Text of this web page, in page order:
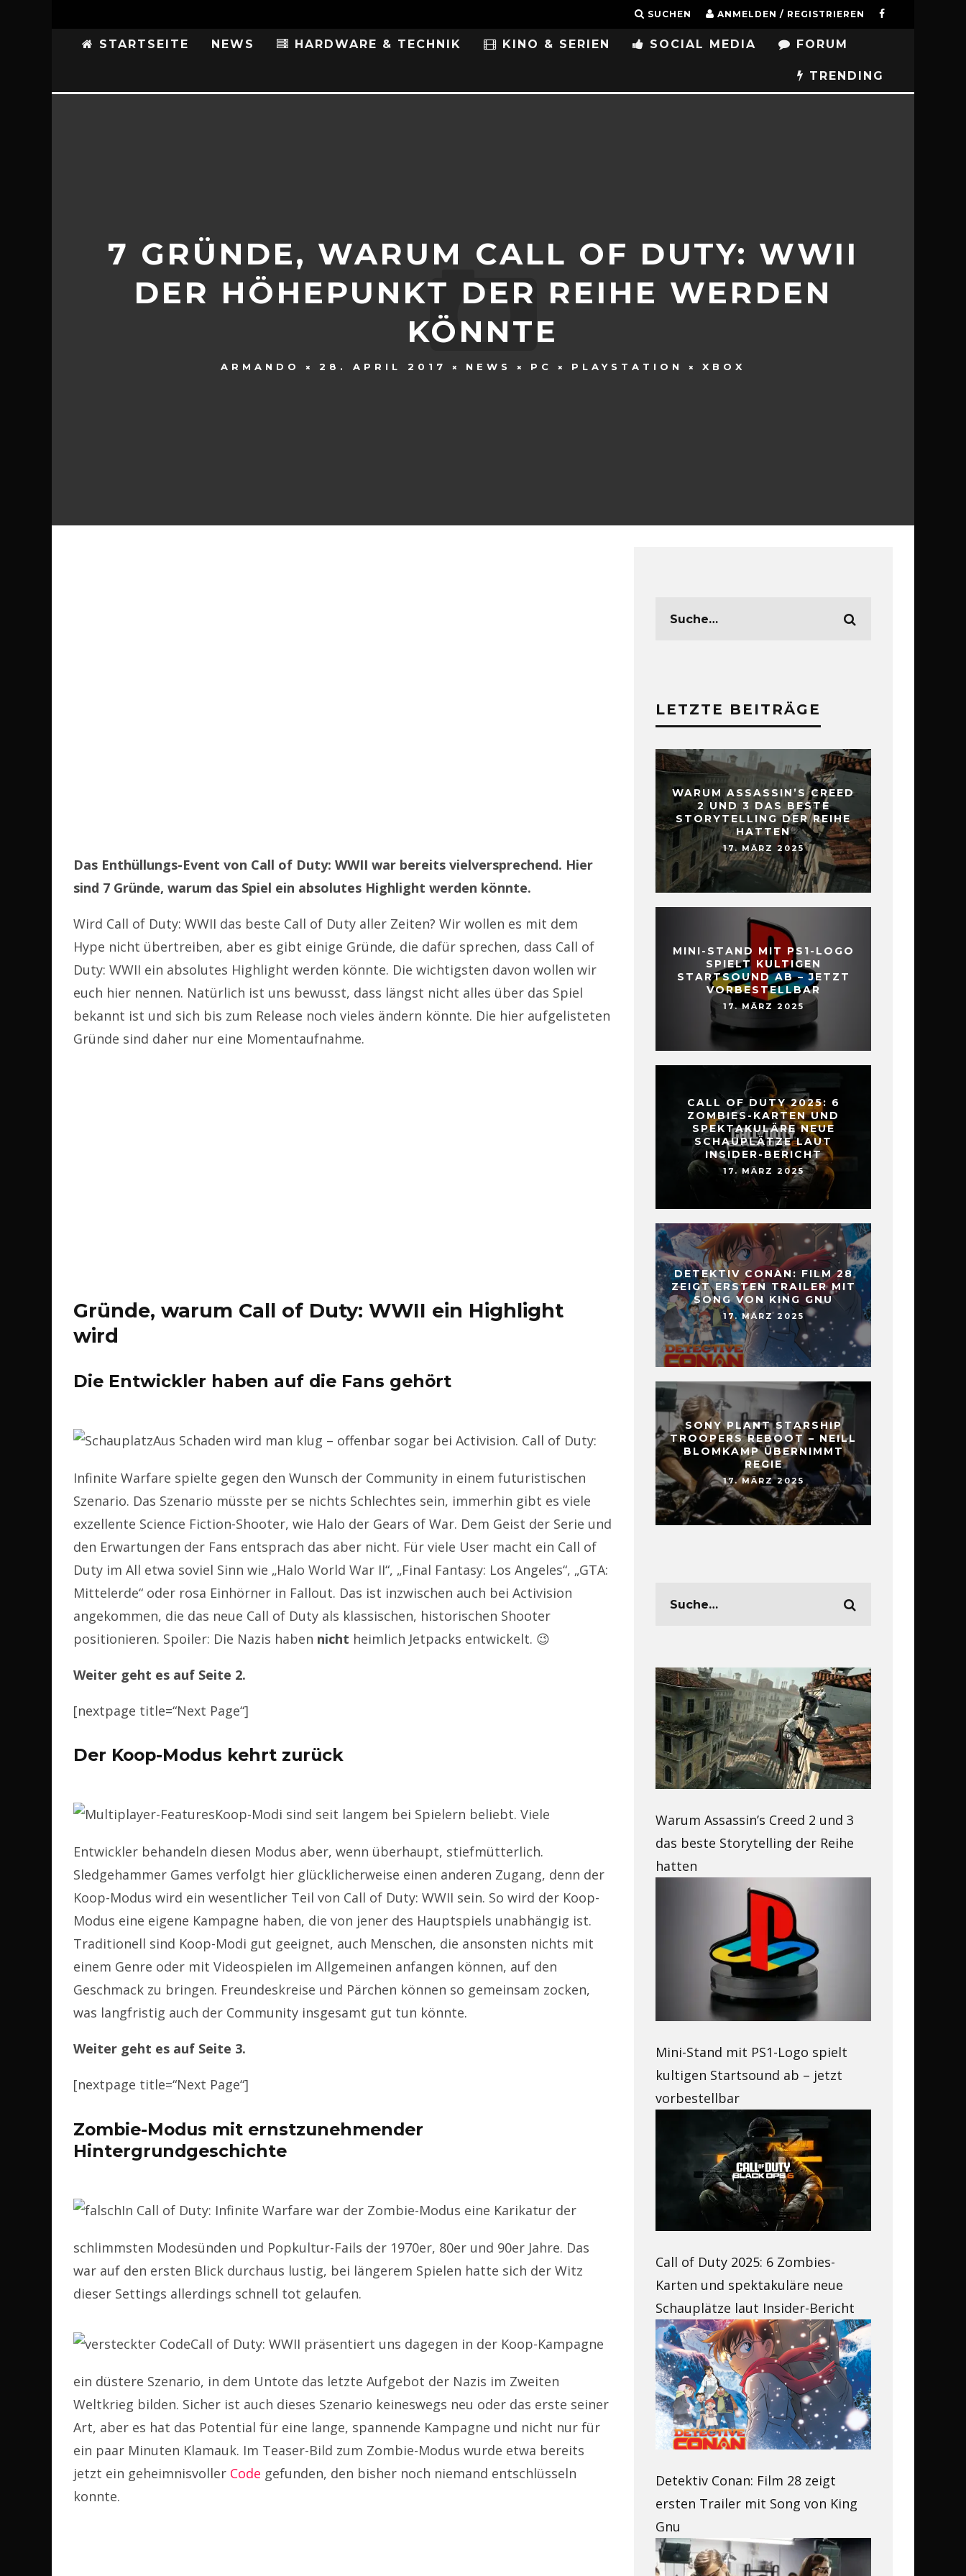
SUCHEN ANMELDEN / REGISTRIEREN
STARTSEITE NEWS HARDWARE & TECHNIK KINO & SERIEN SOCIAL MEDIA FORUM
TRENDING
7 GRÜNDE, WARUM CALL OF DUTY: WWII
DER HÖHEPUNKT DER REIHE WERDEN
KÖNNTE
ARMANDO 28. APRIL 2017 NEWS PC PLAYSTATION XBOX
Das Enthüllungs-Event von Call of Duty: WWII war bereits vielversprechend. Hier
sind 7 Gründe, warum das Spiel ein absolutes Highlight werden könnte.
Wird Call of Duty: WWII das beste Call of Duty aller Zeiten? Wir wollen es mit dem
Hype nicht übertreiben, aber es gibt einige Gründe, die dafür sprechen, dass Call of
Duty: WWII ein absolutes Highlight werden könnte. Die wichtigsten davon wollen wir
euch hier nennen. Natürlich ist uns bewusst, dass längst nicht alles über das Spiel
bekannt ist und sich bis zum Release noch vieles ändern könnte. Die hier aufgelisteten
Gründe sind daher nur eine Momentaufnahme.
Gründe, warum Call of Duty: WWII ein Highlight
wird
Die Entwickler haben auf die Fans gehört
Aus Schaden wird man klug – offenbar sogar bei Activision. Call of Duty:
Infinite Warfare spielte gegen den Wunsch der Community in einem futuristischen
Szenario. Das Szenario müsste per se nichts Schlechtes sein, immerhin gibt es viele
exzellente Science Fiction-Shooter, wie Halo der Gears of War. Dem Geist der Serie und
den Erwartungen der Fans entsprach das aber nicht. Für viele User macht ein Call of
Duty im All etwa soviel Sinn wie „Halo World War II“, „Final Fantasy: Los Angeles“, „GTA:
Mittelerde“ oder rosa Einhörner in Fallout. Das ist inzwischen auch bei Activision
angekommen, die das neue Call of Duty als klassischen, historischen Shooter
positionieren. Spoiler: Die Nazis haben nicht heimlich Jetpacks entwickelt. 😉
Weiter geht es auf Seite 2.
[nextpage title=“Next Page“]
Der Koop-Modus kehrt zurück
Koop-Modi sind seit langem bei Spielern beliebt. Viele
Entwickler behandeln diesen Modus aber, wenn überhaupt, stiefmütterlich.
Sledgehammer Games verfolgt hier glücklicherweise einen anderen Zugang, denn der
Koop-Modus wird ein wesentlicher Teil von Call of Duty: WWII sein. So wird der Koop-
Modus eine eigene Kampagne haben, die von jener des Hauptspiels unabhängig ist.
Traditionell sind Koop-Modi gut geeignet, auch Menschen, die ansonsten nichts mit
einem Genre oder mit Videospielen im Allgemeinen anfangen können, auf den
Geschmack zu bringen. Freundeskreise und Pärchen können so gemeinsam zocken,
was langfristig auch der Community insgesamt gut tun könnte.
Weiter geht es auf Seite 3.
[nextpage title=“Next Page“]
Zombie-Modus mit ernstzunehmender
Hintergrundgeschichte
In Call of Duty: Infinite Warfare war der Zombie-Modus eine Karikatur der
schlimmsten Modesünden und Popkultur-Fails der 1970er, 80er und 90er Jahre. Das
war auf den ersten Blick durchaus lustig, bei längerem Spielen hatte sich der Witz
dieser Settings allerdings schnell tot gelaufen.
Call of Duty: WWII präsentiert uns dagegen in der Koop-Kampagne
ein düstere Szenario, in dem Untote das letzte Aufgebot der Nazis im Zweiten
Weltkrieg bilden. Sicher ist auch dieses Szenario keineswegs neu oder das erste seiner
Art, aber es hat das Potential für eine lange, spannende Kampagne und nicht nur für
ein paar Minuten Klamauk. Im Teaser-Bild zum Zombie-Modus wurde etwa bereits
jetzt ein geheimnisvoller Code gefunden, den bisher noch niemand entschlüsseln
konnte.
LETZTE BEITRÄGE
WARUM ASSASSIN’S CREED
2 UND 3 DAS BESTE
STORYTELLING DER REIHE
HATTEN
17. MÄRZ 2025
MINI-STAND MIT PS1-LOGO
SPIELT KULTIGEN
STARTSOUND AB – JETZT
VORBESTELLBAR
17. MÄRZ 2025
CALL OF DUTY 2025: 6
ZOMBIES-KARTEN UND
SPEKTAKULÄRE NEUE
SCHAUPLÄTZE LAUT
INSIDER-BERICHT
17. MÄRZ 2025
DETEKTIV CONAN: FILM 28
ZEIGT ERSTEN TRAILER MIT
SONG VON KING GNU
17. MÄRZ 2025
SONY PLANT STARSHIP
TROOPERS REBOOT – NEILL
BLOMKAMP ÜBERNIMMT
REGIE
17. MÄRZ 2025
Warum Assassin’s Creed 2 und 3
das beste Storytelling der Reihe
hatten
Mini-Stand mit PS1-Logo spielt
kultigen Startsound ab – jetzt
vorbestellbar
Call of Duty 2025: 6 Zombies-
Karten und spektakuläre neue
Schauplätze laut Insider-Bericht
Detektiv Conan: Film 28 zeigt
ersten Trailer mit Song von King
Gnu